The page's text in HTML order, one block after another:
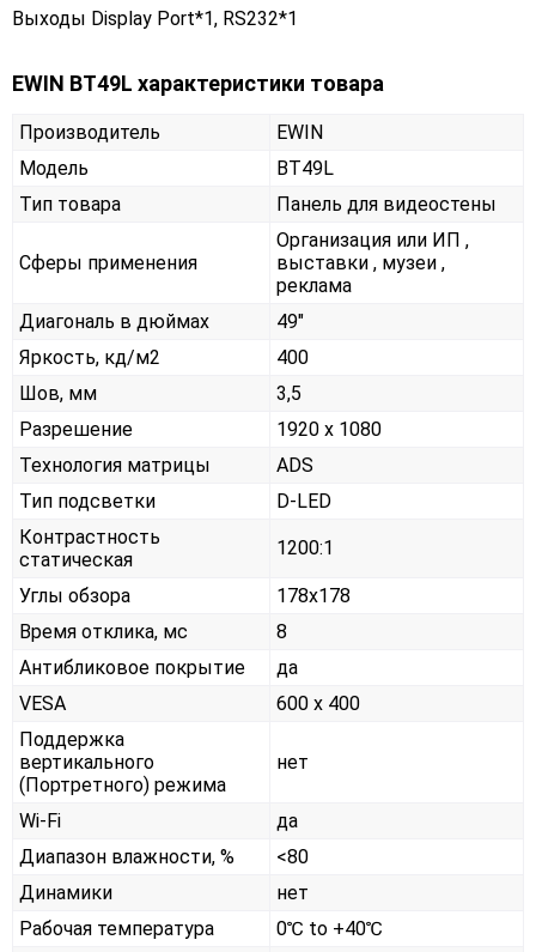
Выходы Display Port*1, RS232*1
EWIN BT49L характеристики товара
Производитель
EWIN
Модель
BT49L
Тип товара
Панель для видеостены
Сферы применения
Организация или ИП ,
выставки , музеи ,
реклама
Диагональ в дюймах
49"
Яркость, кд/м2
400
Шов, мм
3,5
Разрешение
1920 x 1080
Технология матрицы
ADS
Тип подсветки
D-LED
Контрастность
статическая
1200:1
Углы обзора
178x178
Время отклика, мс
8
Антибликовое покрытие
да
VESA
600 x 400
Поддержка
вертикального
(Портретного) режима
нет
Wi-Fi
да
Диапазон влажности, %
<80
Динамики
нет
Рабочая температура
0℃ to +40℃